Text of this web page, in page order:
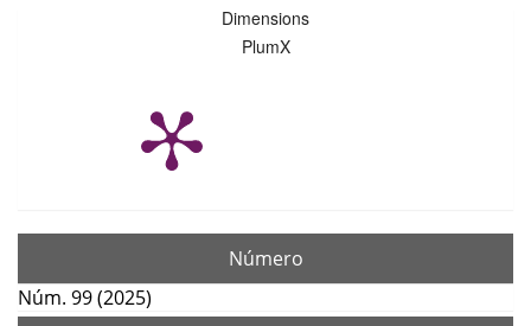
Dimensions
PlumX
Número
Núm. 99 (2025)